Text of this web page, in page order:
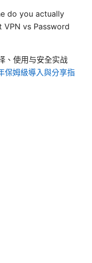
do you actually
VPN vs Password
、使用与安全实战
保姆級導入與分享指